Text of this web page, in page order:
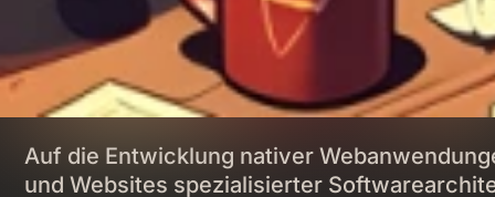
Auf die Entwicklung nativer
und Websites spezialisierter